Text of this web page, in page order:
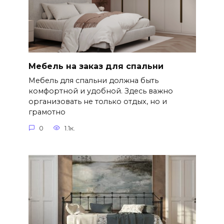
Мебель на заказ для спальни
Мебель для спальни должна быть
комфортной и удобной. Здесь важно
организовать не только отдых, но и
грамотно
0 1.1к.